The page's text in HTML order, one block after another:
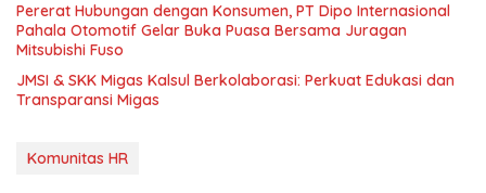
Pererat Hubungan dengan Konsumen, PT Dipo Internasional
Pahala Otomotif Gelar Buka Puasa Bersama Juragan
Mitsubishi Fuso
JMSI & SKK Migas Kalsul Berkolaborasi: Perkuat Edukasi dan
Transparansi Migas
Komunitas HR